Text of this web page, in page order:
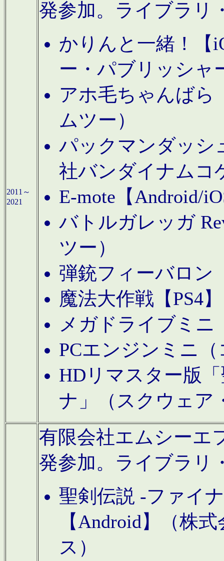
2011～
2021
発参加。ライブラリ
かりんと一緒！【
ー・パブリッシャ
アホ毛ちゃんばら
ムツー）
パックマンダッシ
社バンダイナムコ
E-mote【Android/
バトルガレッガ
ツー）
弾銃フィーバロン
魔法大作戦【PS4
メガドライブミニ
PCエンジンミニ
HDリマスター版
ナ」（スクウェア
有限会社エムシーエ
発参加。ライブラリ
聖剣伝説 -ファイ
【Android】（株
ス）